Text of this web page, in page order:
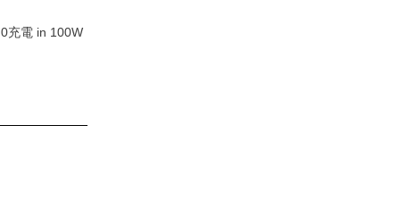
充電 in 100W